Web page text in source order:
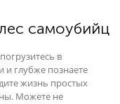
самоубийц
в
и глубже познаете
жизнь простых
Можете не